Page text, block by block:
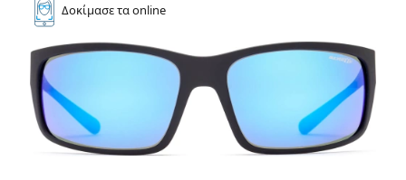
Δοκίμασετα online